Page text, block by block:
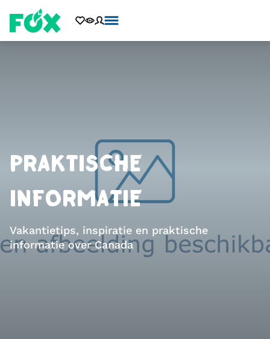
PRAKTISCHE
INFORMATIE
Vakantietips, inspiratie en praktische
informatie over Canada